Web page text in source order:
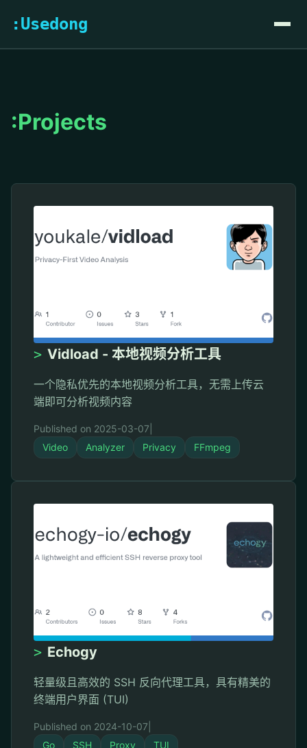
:Usedong
:Projects
> Vidload - 本地视频分析工具
一个隐私优先的本地视频分析工具，无需上传云
端即可分析视频内容
Published on 2025-03-07
Video
Analyzer Privacy FFmpeg
> Echogy
轻量级且高效的 SSH 反向代理工具，具有精美的
终端用户界面 (TUI)
Published on 2024-10-07
Go
SSH Proxy TUI